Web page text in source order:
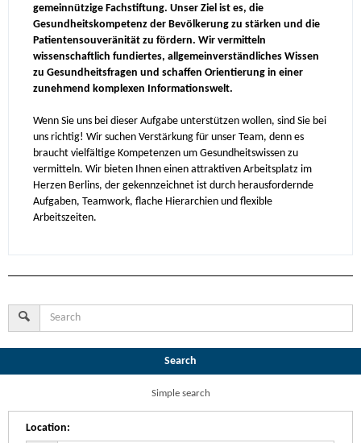
gemeinnützige Fachstiftung. Unser Ziel ist es, die
Gesundheitskompetenz der Bevölkerung zu stärken und die
Patientensouveränität zu fördern. Wir vermitteln
wissenschaftlich fundiertes, allgemeinverständliches Wissen
zu Gesundheitsfragen und schaffen Orientierung in einer
zunehmend komplexen Informationswelt.
Wenn Sie uns bei dieser Aufgabe unterstützen wollen, sind Sie bei
uns richtig! Wir suchen Verstärkung für unser Team, denn es
braucht vielfältige Kompetenzen um Gesundheitswissen zu
vermitteln. Wir bieten Ihnen einen attraktiven Arbeitsplatz im
Herzen Berlins, der gekennzeichnet ist durch herausfordernde
Aufgaben, Teamwork, flache Hierarchien und flexible
Arbeitszeiten.
Search
Simple search
Location: